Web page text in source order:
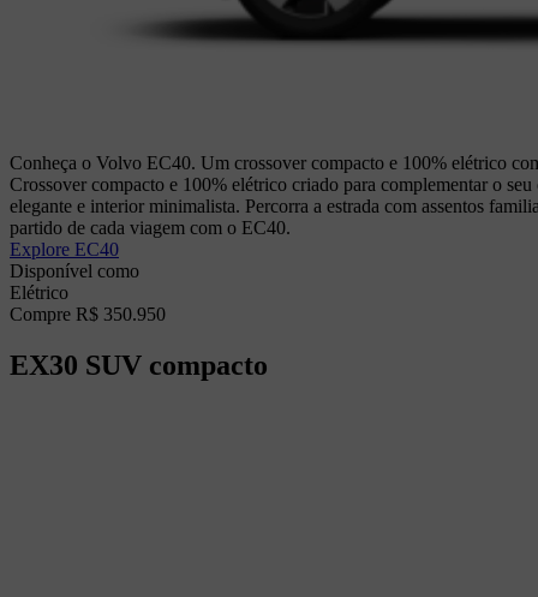
Conheça o Volvo EC40. Um crossover compacto e 100% elétrico
Crossover compacto e 100% elétrico criado para complementar o
elegante e interior minimalista. Percorra a estrada com assentos
partido de cada viagem com o EC40.
Explore EC40
Disponível como
Elétrico
Compre R$ 350.950
EX30 SUV compacto